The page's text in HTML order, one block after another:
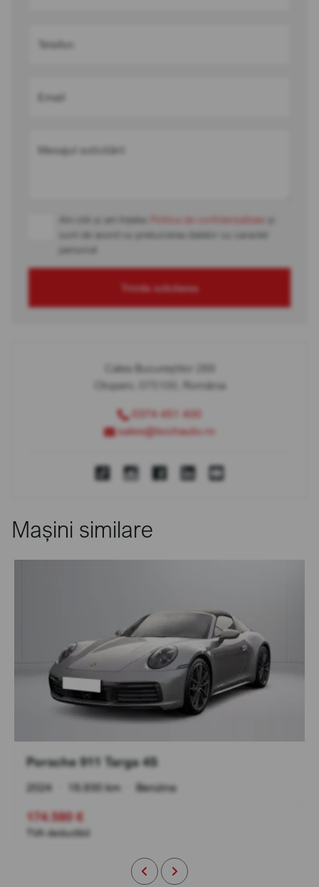
Telefon
Email
Mesajul solicitării
Am citit și am înțeles Politica de confidențialitate
sunt de acord cu prelucrarea datelor cu caracter
personal
Trimite solicitarea
Calea Bucureștilor 289
Otopeni, 075100, România
0374 451 400
sales@bcchauto.ro
Mașini similare
Porsche 911 Targa 4S
2024 18.930 km Benzina
174.580 €
TVA deductibil